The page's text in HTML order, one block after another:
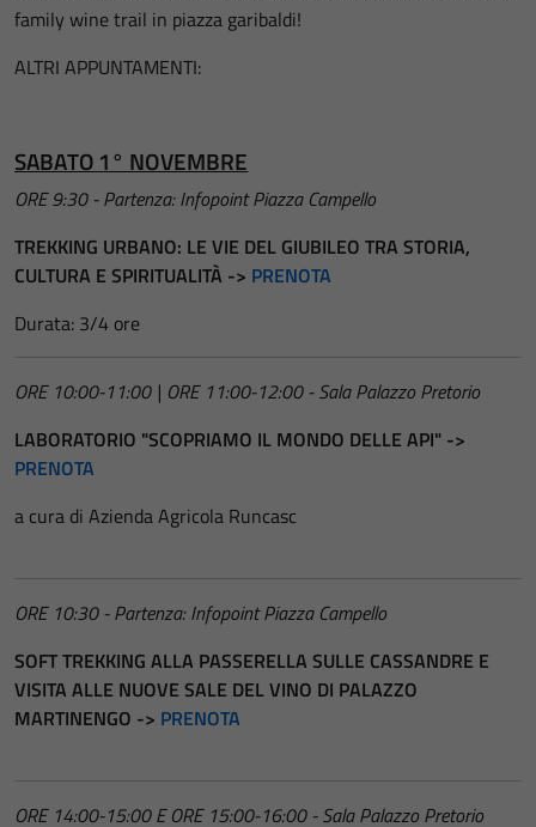
family wine trail in piazza garibaldi!
ALTRI APPUNTAMENTI:
SABATO 1° NOVEMBRE
ORE 9:30 - Partenza: Infopoint Piazza Campello
TREKKING URBANO: LE VIE DEL GIUBILEO TRA STORIA,
CULTURA E SPIRITUALITÀ -> PRENOTA
Durata: 3/4 ore
ORE 10:00-11:00 | ORE 11:00-12:00 - Sala Palazzo Pretorio
LABORATORIO "SCOPRIAMO IL MONDO DELLE API" ->
PRENOTA
a cura di Azienda Agricola Runcasc
ORE 10:30 - Partenza: Infopoint Piazza Campello
SOFT TREKKING ALLA PASSERELLA SULLE CASSANDRE E
VISITA ALLE NUOVE SALE DEL VINO DI PALAZZO
MARTINENGO -> PRENOTA
ORE 14:00-15:00 E ORE 15:00-16:00 - Sala Palazzo Pretorio